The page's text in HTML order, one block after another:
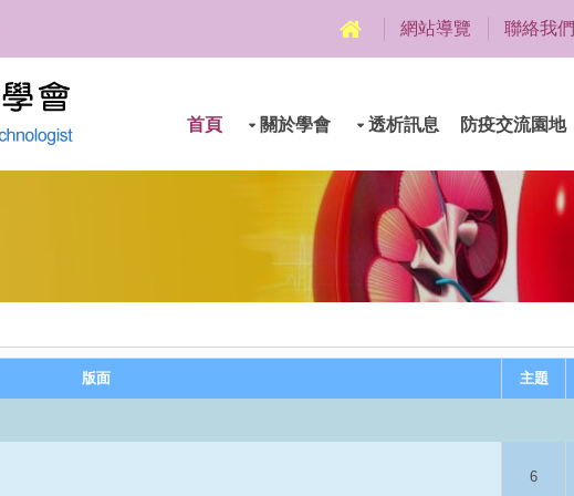
網站導覽 聯絡我們
首頁 關於學會 透析訊息 防疫交流園地
版面 主題
6